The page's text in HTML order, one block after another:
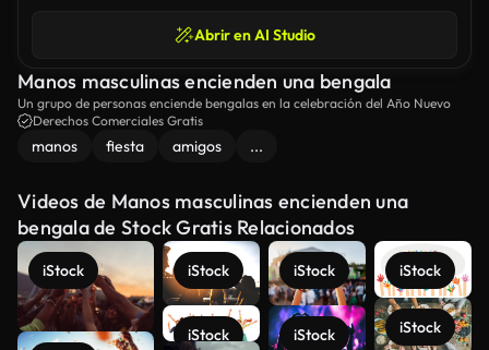
Abrir en AI Studio
Manos masculinas encienden una bengala
Un grupo de personas enciende bengalas en la celebración del Año Nuevo
Derechos Comerciales Gratis
manos fiesta amigos ...
Videos de Manos masculinas encienden una
bengala de Stock Gratis Relacionados
iStock iStock
iStock
iStock
iStock
iStock
iStock